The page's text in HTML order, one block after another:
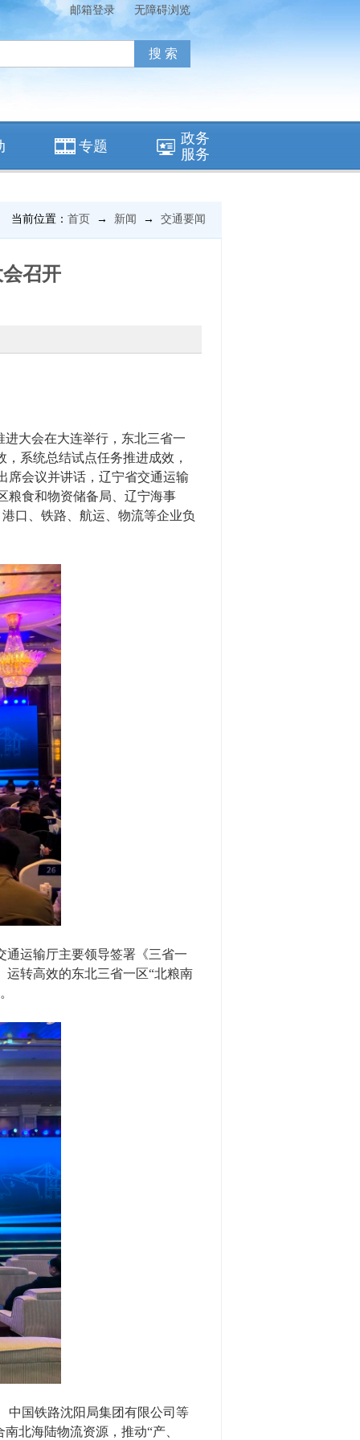
邮箱登录 无障碍浏览
专题
政务
服务
当前位置： 首页 → 新闻 → 交通要闻
召开
大会在大连举行，东北三省一
系统总结试点任务推进成效，
席会议并讲话，辽宁省交通运输
粮食和物资储备局、辽宁海事
口、铁路、航运、物流等企业负
运输厅主要领导签署《三省一
运转高效的东北三省一区“北粮南
国铁路沈阳局集团有限公司等
北海陆物流资源，推动“产、